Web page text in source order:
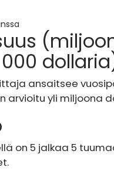
ansaitsee
arvioitu yli miljoona
on 5 jalkaa 5